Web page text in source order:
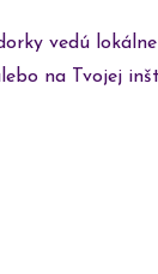
vedú
na Tvojej